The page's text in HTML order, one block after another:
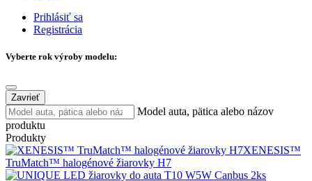
Prihlásiť sa
Registrácia
Vyberte rok výroby modelu:
Zavrieť
Model auta, pätica alebo názov
produktu
Produkty
XENESIS™
TruMatch™ halogénové žiarovky H7